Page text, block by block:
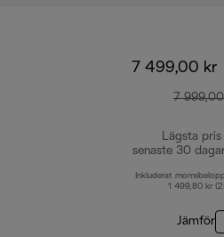
7 499,00 kr
7
Lägsta pris
senaste 30
Inkluderat
1 499,80 kr
Jämför